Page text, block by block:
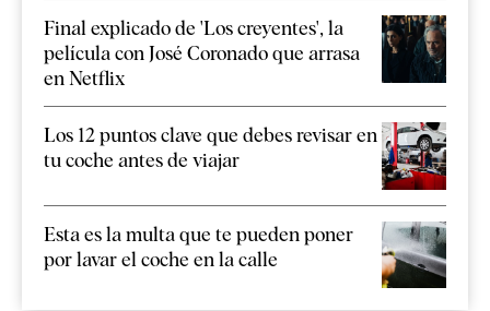
Final explicado de 'Los creyentes', la
película con José Coronado que arrasa
en Netflix
Los 12 puntos clave que debes revisar en
tu coche antes de viajar
Esta es la multa que te pueden poner
por lavar el coche en la calle